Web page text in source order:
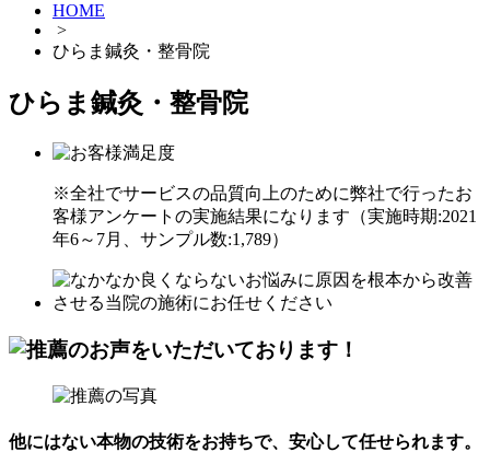
HOME
>
ひらま鍼灸・整骨院
ひらま鍼灸・整骨院
※全社でサービスの品質向上のために弊社で行ったお
客様アンケートの実施結果になります（実施時期:2021
年6～7月、サンプル数:1,789）
他にはない本物の技術をお持ちで、 安心して任せられます。